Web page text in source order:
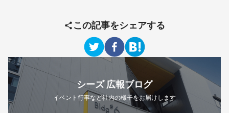
この記事をシェアする
シーズ 広報ブログ
イベント行事など社内の様子をお届けします